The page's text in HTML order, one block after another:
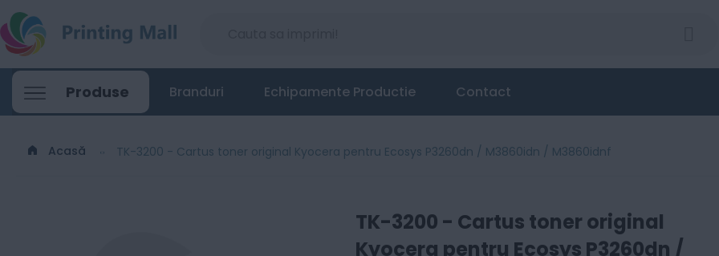
Produse Branduri Echipamente Productie Contact
Acasă TK-3200 - Cartus toner original Kyocera pentru Ecosys P3260dn / M3860idn / M3860idnf
TK-3200 - Cartus toner original
Kyocera pentru Ecosys P3260dn /